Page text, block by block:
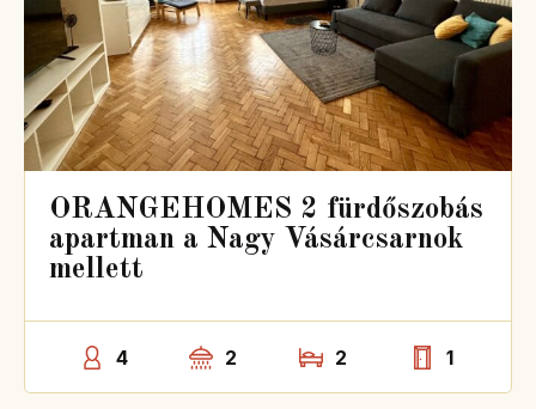
ORANGEHOMES 2 fürdőszobás
apartman a Nagy Vásárcsarnok
mellett
4 2 2 1